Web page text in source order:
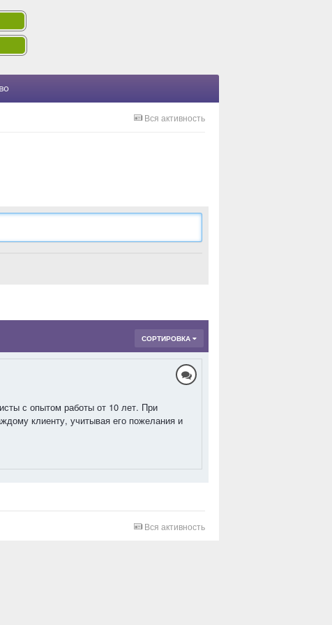
Вся активность
СОРТИРОВКА
с опытом работы от 10 лет. При
клиенту, учитывая его пожелания и
Вся активность